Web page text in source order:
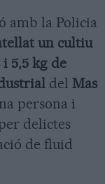
amb la Policia
un cultiu
5,5 kg de
del Mas
persona i
delictes
de fluid